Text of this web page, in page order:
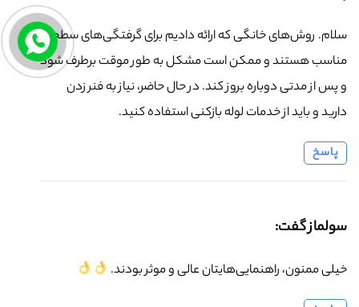
سلام. روش‌های خانگی که ارائه دادیم برای گرفتگی‌های سطحی
مناسب هستند و ممکن است مشکل به طور موقت برطرف شود
و پس از مدتی دوباره بروز کند. در حال حاضر، نیاز به فنر زدن
دارید و باید از خدمات لوله بازکنی استفاده کنید.
پاسخ
سولماز گفت:
خیلی ممنون، راهنمایی‌هایتان عالی و موثر بودند.